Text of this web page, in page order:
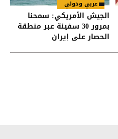
عربي ودولي
الجيش الأمريكي: سمحنا
بمرور 30 سفينة عبر منطقة
الحصار على إيران